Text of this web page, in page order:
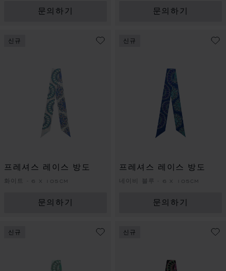
문의하기 문의하기
신규
프레셔스 레이스 방도
화이트 - 6 X 105CM
문의하기
신규
프레셔스 레이스 방도
네이비 블루 - 6 X 105CM
문의하기
신규 신규